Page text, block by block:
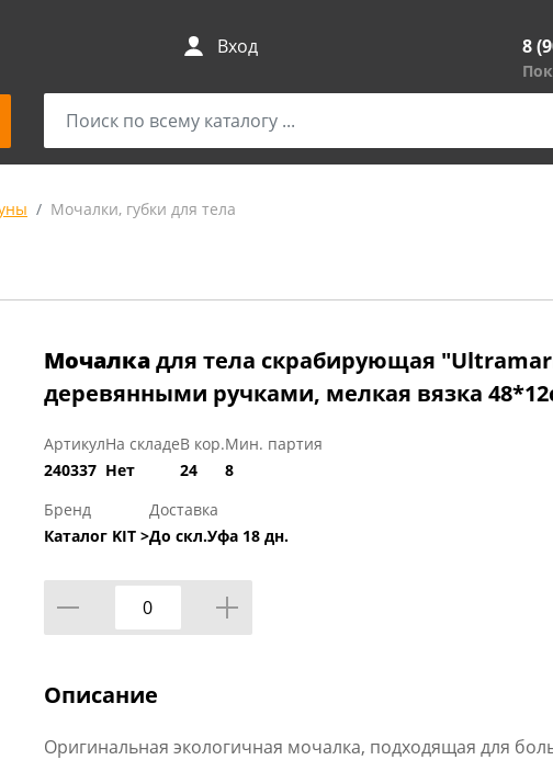
Вход 8
Мочалки, губки для тела
Мочалкадля тела скрабирующая
деревянными ручками, мелкая вязка
Артикул
240337
На складе
Нет
В кор.
24
Мин. партия
8
Бренд
Каталог KIT >
Доставка
До скл.Уфа 18 дн.
Описание
Оригинальная экологичная мочалка, подходящая для